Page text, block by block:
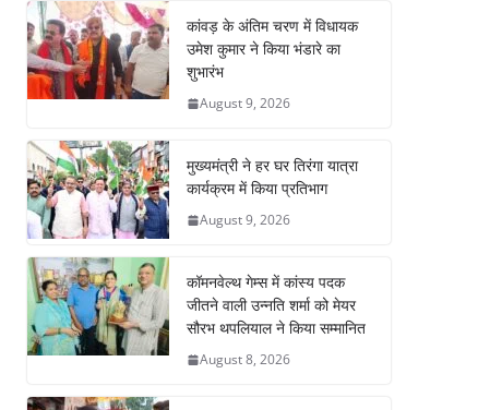
कांवड़ के अंतिम चरण में विधायक
उमेश कुमार ने किया भंडारे का
शुभारंभ
August 9, 2026
मुख्यमंत्री ने हर घर तिरंगा यात्रा
कार्यक्रम में किया प्रतिभाग
August 9, 2026
कॉमनवेल्थ गेम्स में कांस्य पदक
जीतने वाली उन्नति शर्मा को मेयर
सौरभ थपलियाल ने किया सम्मानित
August 8, 2026